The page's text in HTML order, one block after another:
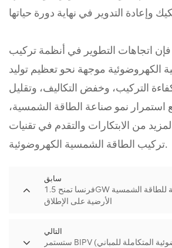
اتجاهات التطوير في أنظمة تركيب
الكهروضوئية موجهة نحو تعظيم توليد
التركيب، وخفض التكاليف، وتقليل
مع استمرار نمو صناعة الطاقة الشمسية،
من الابتكارات والتقدم في تقنيات
تركيب الطاقة الشمسية الكهروضوئية.
سابق
فرنسا تمنح 1.5GW في أكبر مناقصة للطاقة الشمسية
الأرضية على الإطلاق
التالي
ستستمر BIPV (الخلايا الكهروضوئية المتكاملة للمباني) في